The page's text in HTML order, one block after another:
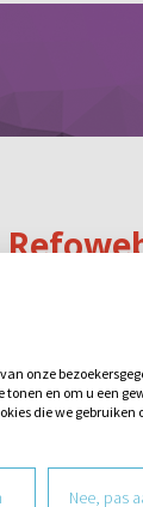
ik met de
Wij
onze
en om u een
die we gebruiken
Nee, pas